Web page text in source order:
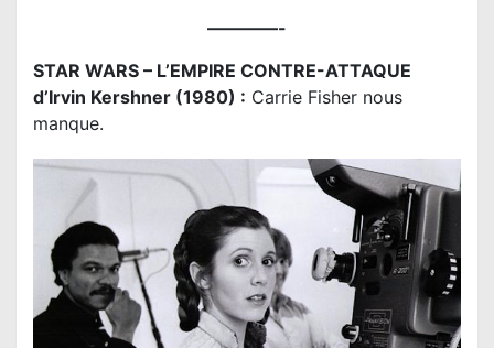
————-
STAR WARS – L’EMPIRE CONTRE-ATTAQUE
d’Irvin Kershner (1980) : Carrie Fisher nous
manque.